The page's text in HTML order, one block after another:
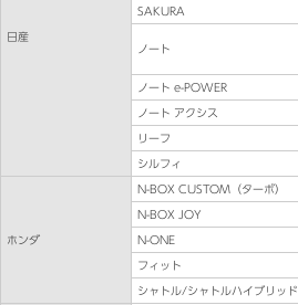
日産
SAKURA
ノート
ノート e-POWER
ノート アクシス
リーフ
シルフィ
ホンダ
N-BOX CUSTOM（ターボ）
N-BOX JOY
N-ONE
フィット
シャトル/シャトルハイブリッド